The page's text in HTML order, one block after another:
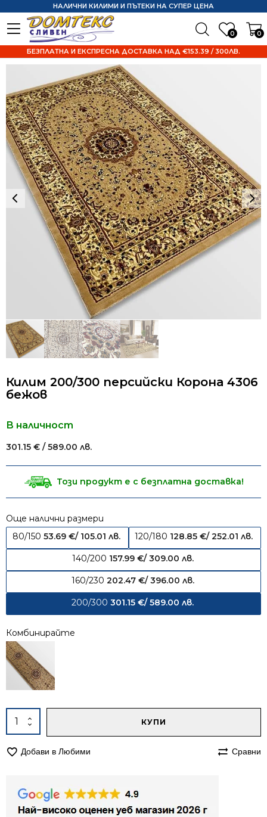
0 0
НАЛИЧНИ КИЛИМИ И ПЪТЕКИ НА СУПЕР ЦЕНА
БЕЗПЛАТНА И ЕКСПРЕСНА ДОСТАВКА НАД €153.39 / 300ЛВ.
Килим 200/300 персийски Корона 4306
бежов
В наличност
301.15 € / 589.00 лв.
Този продукт е с безплатна доставка!
Още налични размери
80/150 53.69 €/ 105.01 лв. 120/180 128.85€/ 252.01 лв.
140/200 157.99 €/ 309.00 лв.
160/230 202.47 €/ 396.00 лв.
200/300 301.15 €/ 589.00 лв.
Комбинирайте
количество
за
200/300
4306
бежов
КУПИ
Добави в Любими Сравни